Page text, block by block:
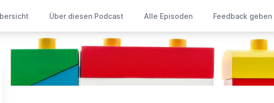
Über diesen Podcast Alle Episoden Feedback geben